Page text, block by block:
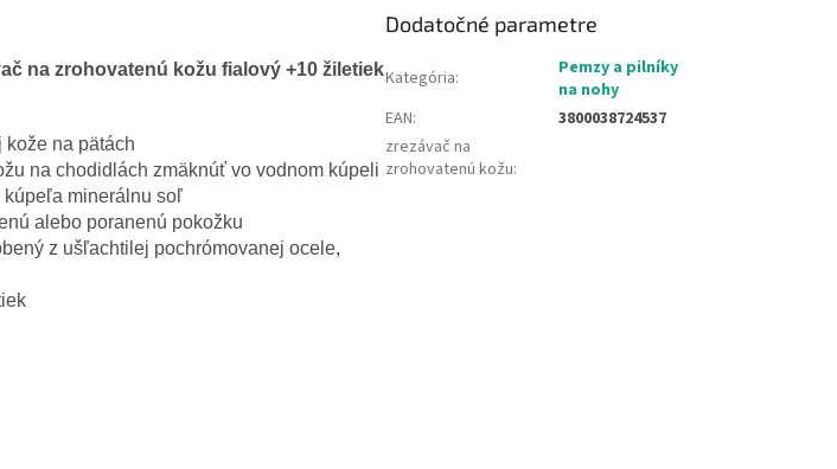
na zrohovatenú kožu fialový +10 žiletiek
kože na pätách
na chodidlách zmäknúť vo vodnom kúpeli
kúpeľa minerálnu soľ
alebo poranenú pokožku
z ušľachtilej pochrómovanej ocele,
Dodatočné parametre
Kategória:
Pemzy a pilníky
na nohy
EAN:
3800038724537
zrezávač na
zrohovatenú kožu: